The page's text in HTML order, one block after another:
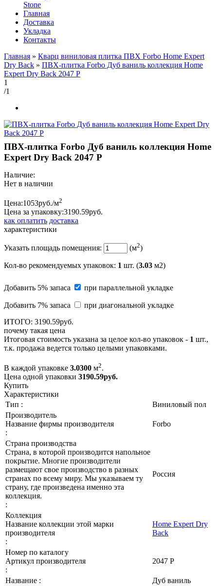
Stone
Главная
Доставка
Укладка
Контакты
Главная » Кварц виниловая плитка ПВХ Forbo Home Expert
Dry Back » ПВХ-плитка Forbo Дуб ваниль коллекция Home
Expert Dry Back 2047 P
1
/1
ПВХ-плитка Forbo Дуб ваниль коллекция Home
Expert Dry Back 2047 P
Наличие:
Нет в наличии
Цена:1053руб./м2
Цена за упаковку:3190.59руб.
как оплатить доставка
характеристики
Указать площадь помещения: (м2)
Кол-во рекомендуемых упаковок: 1 шт. (3.03 м2)
Добавить 5% запаса при параллельной укладке
Добавить 7% запаса
при диагональной укладке
ИТОГО: 3190.59руб.
почему такая цена
Итоговая стоимость указана за целое кол-во упаковок - 1 шт.,
т.к. продажа ведется только целыми упаковками.
В каждой упаковке 3.0300 м2.
Цена одной упаковки 3190.59руб.
Купить
Характеристики
Тип :
Виниловый пол
Производитель
Название фирмы производителя
:
Forbo
Страна производства
Страна, в которой производится напольное
покрытие. Многие производители
размещают свое производство в разных
странах по всему миру. Мы указываем ту
страну, где произведена именно эта
коллекция.
:
Россия
Коллекция
Название коллекции этой марки
производителя
:
Home Expert Dry
Back
Номер по каталогу
Артикул производителя
:
2047 P
Название :
Дуб ваниль